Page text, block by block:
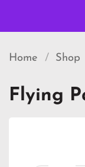
Home / Shop
Flying